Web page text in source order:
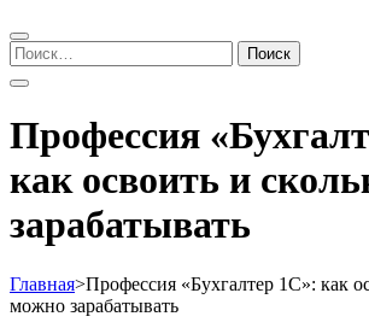
Найти:
Профессия
как освоить и
зарабатывать
Главная>Профессия «Бухгалтер 1С»: как
можно зарабатывать